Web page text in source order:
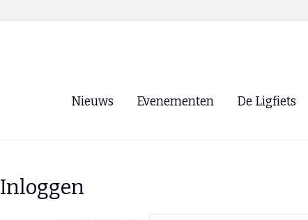
Nieuws Evenementen De Ligfiets
Inloggen